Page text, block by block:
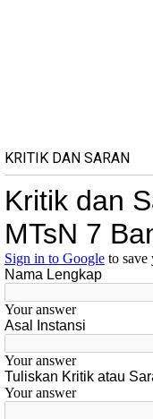
KRITIK DAN SARAN